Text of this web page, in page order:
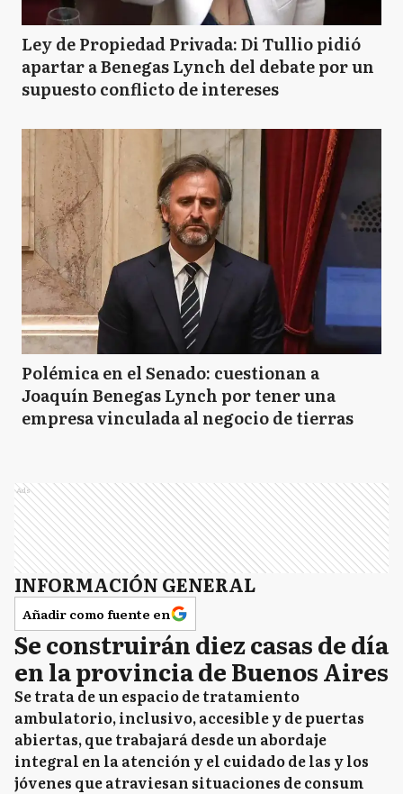
Ley de Propiedad Privada: Di Tullio pidió
apartar a Benegas Lynch del debate por un
supuesto conflicto de intereses
Polémica en el Senado: cuestionan a
Joaquín Benegas Lynch por tener una
empresa vinculada al negocio de tierras
Ads
INFORMACIÓN GENERAL
Añadir como fuente en
Se construirán diez casas de día
en la provincia de Buenos Aires
Se trata de un espacio de tratamiento
ambulatorio, inclusivo, accesible y de puertas
abiertas, que trabajará desde un abordaje
integral en la atención y el cuidado de las y los
jóvenes que atraviesan situaciones de consum